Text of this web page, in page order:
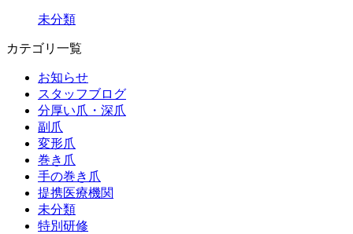
未分類
カテゴリ一覧
お知らせ
スタッフブログ
分厚い爪・深爪
副爪
変形爪
巻き爪
手の巻き爪
提携医療機関
未分類
特別研修